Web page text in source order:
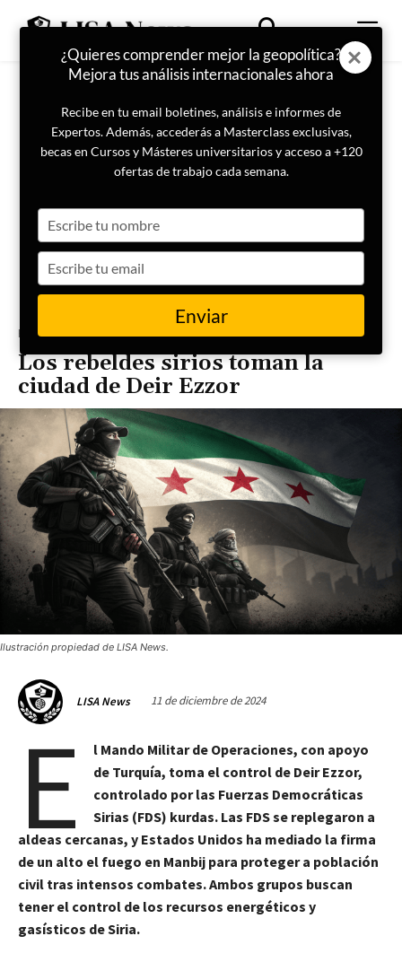
Portada Crisis Oriente Medio
Los rebeldes sirios toman la
ciudad de Deir Ezzor
Ilustración propiedad de LISA News.
LISA News 11 de diciembre de 2024
E
l Mando Militar de Operaciones, con apoyo
de Turquía, toma el control de Deir Ezzor,
controlado por las Fuerzas Democráticas
Sirias (FDS) kurdas. Las FDS se replegaron a
aldeas cercanas, y Estados Unidos ha mediado la firma
de un alto el fuego en Manbij para proteger a población
civil tras intensos combates. Ambos grupos buscan
tener el control de los recursos energéticos y
gasísticos de Siria.
¿Quieres comprender mejor la geopolítica?
Mejora tus análisis internacionales ahora
Recibe en tu email boletines, análisis e informes de
Expertos. Además, accederás a Masterclass exclusivas,
becas en Cursos y Másteres universitarios y acceso a +120
ofertas de trabajo cada semana.
your
name
your
email
Enviar